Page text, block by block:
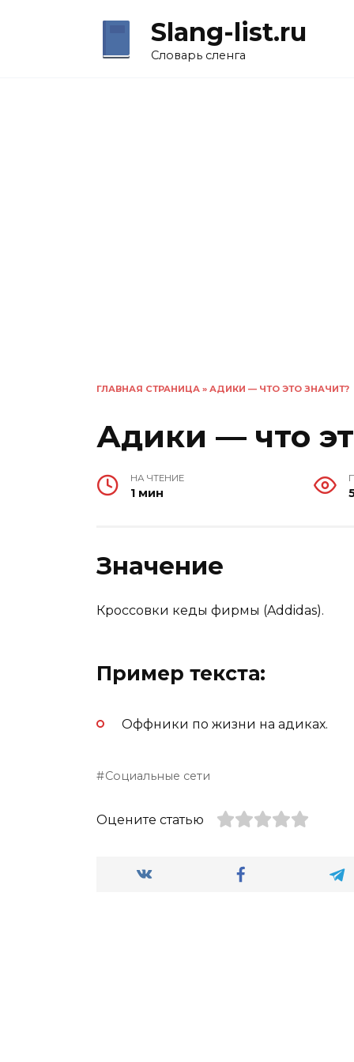
Slang-list.ru
Словарь сленга
ГЛАВНАЯ СТРАНИЦА » АДИКИ — ЧТО ЭТО ЗНАЧИТ?
Адики — что
НА ЧТЕНИЕ
1 мин
Значение
Кроссовки кеды фирмы (Addidas).
Пример текста:
Оффники по жизни на адиках.
Социальные сети
Оцените статью